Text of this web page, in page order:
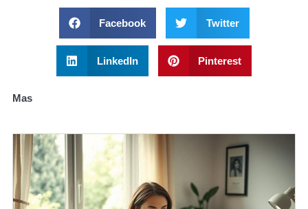
Facebook Twitter
LinkedIn Pinterest
Mas